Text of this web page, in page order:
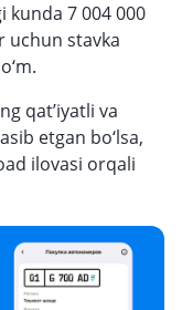
kunda 7 004 000
uchun stavka
qat’iyatli va
etgan bo‘lsa,
ilovasi orqali